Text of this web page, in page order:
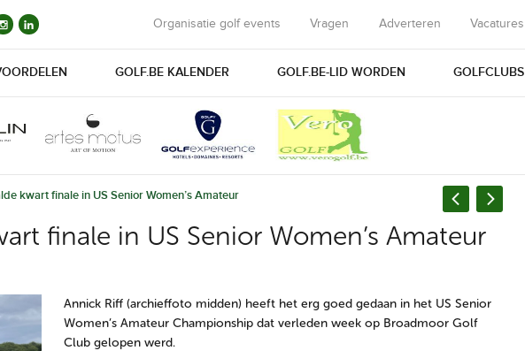
Organisatie golf events Vragen Adverteren Vacatures
GOLF.BE KALENDER GOLF.BE-LID WORDEN GOLFCLUBS
kwart finale in US Senior Women’s Amateur
finale in US Senior Women’s Amateur
Annick Riff (archieffoto midden) heeft het erg goed gedaan in het US Senior
Women’s Amateur Championship dat verleden week op Broadmoor Golf
Club gelopen werd.